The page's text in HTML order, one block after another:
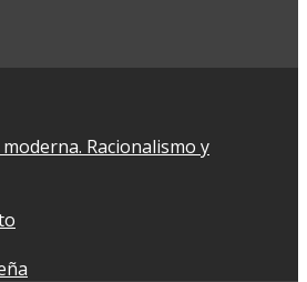
Racionalismo y